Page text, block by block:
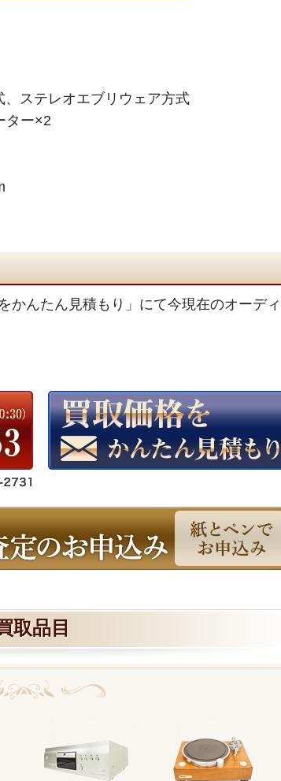
ステレオエブリウェア方式
ター×2
かんたん見積もり」にて今現在のオーディ
取品目